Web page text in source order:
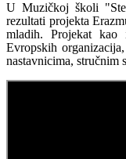
U Muzičkoj školi
rezultati projekta
mladih. Projekat kao
Evropskih
nastavnicima, stručnim